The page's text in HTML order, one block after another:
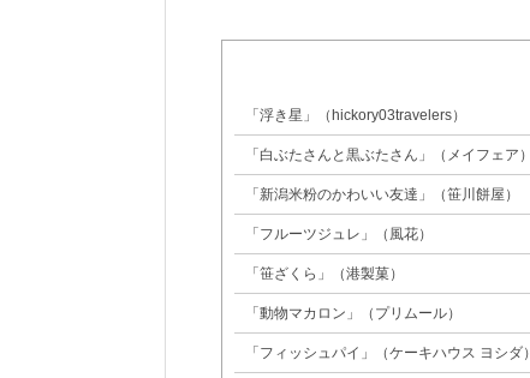
「浮き星」（hickory03travelers）
「白ぶたさんと黒ぶたさん」（メイフェア）
「新潟米粉のかわいい友達」（笹川餅屋）
「フルーツジュレ」（風花）
「笹ざくら」（港製菓）
「動物マカロン」（プリムール）
「フィッシュパイ」（ケーキハウス ヨシダ）